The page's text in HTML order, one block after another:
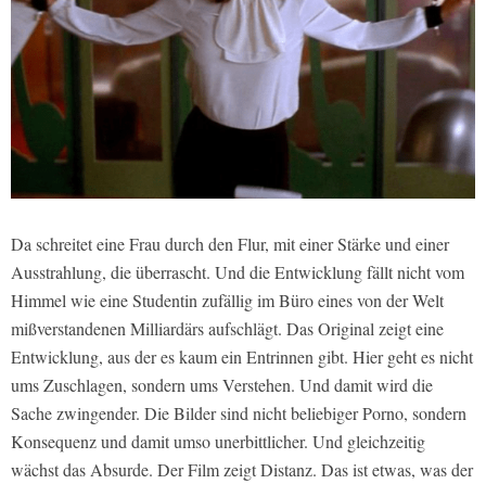
Da schreitet eine Frau durch den Flur, mit einer Stärke und einer
Ausstrahlung, die überrascht. Und die Entwicklung fällt nicht vom
Himmel wie eine Studentin zufällig im Büro eines von der Welt
mißverstandenen Milliardärs aufschlägt. Das Original zeigt eine
Entwicklung, aus der es kaum ein Entrinnen gibt. Hier geht es nicht
ums Zuschlagen, sondern ums Verstehen. Und damit wird die
Sache zwingender. Die Bilder sind nicht beliebiger Porno, sondern
Konsequenz und damit umso unerbittlicher. Und gleichzeitig
wächst das Absurde. Der Film zeigt Distanz. Das ist etwas, was der